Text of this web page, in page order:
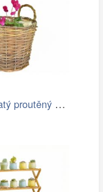
Vingo Kulatý proutěný obal na…